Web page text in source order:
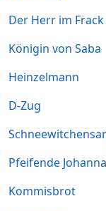
Der Herr im Frack
Königin von Saba
Heinzelmann
D-Zug
Pfeifende Johanna
Kommisbrot